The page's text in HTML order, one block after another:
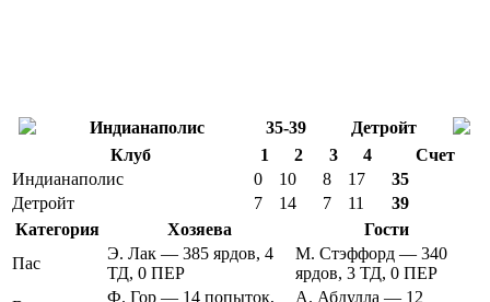
Индианаполис 35-39
Детройт
Клуб
1 2 3 4
Счет
Индианаполис
0 10 8 17
35
Детройт
7 14 7 11
39
Категория
Хозяева
Гости
Пас
Э. Лак — 385 ярдов, 4
ТД, 0 ПЕР
М. Стэффорд — 340
ярдов, 3 ТД, 0 ПЕР
Ф. Гор — 14 попыток, А. Абдулла — 12